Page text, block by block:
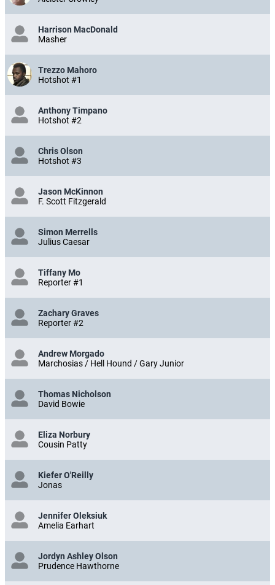
Harrison MacDonald
Masher
Trezzo Mahoro
Hotshot #1
Anthony Timpano
Hotshot #2
Chris Olson
Hotshot #3
Jason McKinnon
F. Scott Fitzgerald
Simon Merrells
Julius Caesar
Tiffany Mo
Reporter #1
Zachary Graves
Reporter #2
Andrew Morgado
Marchosias / Hell Hound / Gary Junior
Thomas Nicholson
David Bowie
Eliza Norbury
Cousin Patty
Kiefer O'Reilly
Jonas
Jennifer Oleksiuk
Amelia Earhart
Jordyn Ashley Olson
Prudence Hawthorne